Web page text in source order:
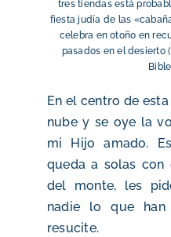
tres tiendas está
fiesta judía de las
celebra en otoño en
pasados en el desierto
En el centro de
nube y se oye la
mi Hijo amado.
queda a solas con
del monte, les
nadie lo que
resucite.